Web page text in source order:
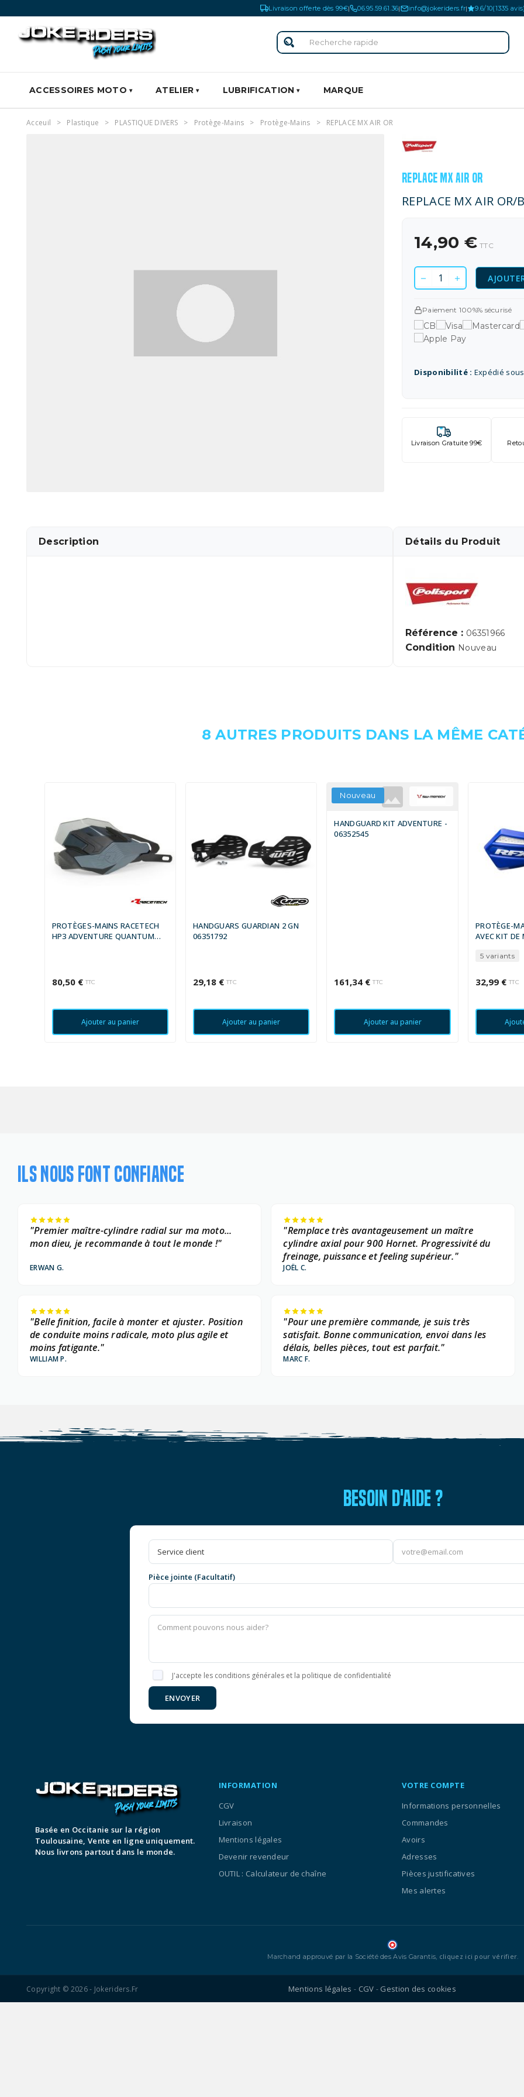
Livraison offerte dès 99€| 06.95.59.61.36| info@jokeriders.fr| 9.6/10(1335 avis)
ACCESSOIRES MOTO ATELIER LUBRIFICATION MARQUE
Acceuil Plastique PLASTIQUE DIVERS Protège-Mains Protège-Mains REPLACE MX AIR OR
REPLACE MX AIR OR
REPLACE MX AIR OR/
14,90 € TTC
Paiement 100%% sécurisé
Disponibilité : Expédié
Livraison Gratuite 99€
Description Détails du Produit
Référence : 06351966
Condition Nouveau
8 AUTRES PRODUITS DANS LA MÊME
PROTÈGES-MAINS RACETECH
HP3 ADVENTURE QUANTUM
80,50 € TTC
Ajouter au panier
HANDGUARS GUARDIAN 2 GN
06351792
29,18 € TTC
Ajouter au panier
Nouveau
HANDGUARD KIT ADVENTURE -
06352545
161,34 € TTC
Ajouter au panier
PROTÈGE-
AVEC KIT DE
5 variants
32,99 € TTC
ILS NOUS FONT CONFIANCE
"Premier maître-cylindre radial sur ma moto...
mon dieu, je recommande à tout le monde !"
ERWAN G.
"Remplace très avantageusement un maître
cylindre axial pour 900 Hornet. Progressivité du
freinage, puissance et feeling supérieur."
JOËL C.
"Belle finition, facile à monter et ajuster. Position
de conduite moins radicale, moto plus agile et
moins fatigante."
WILLIAM P.
"Pour une première commande, je suis très
satisfait. Bonne communication, envoi dans les
délais, belles pièces, tout est parfait."
MARC F.
BESOIN D'AIDE ?
Pièce jointe (Facultatif)
J'accepte les conditions générales et la politique de confidentialité
ENVOYER
Basée en Occitanie sur la région
Toulousaine, Vente en ligne uniquement.
Nous livrons partout dans le monde.
INFORMATION
CGV
Livraison
Mentions légales
Devenir revendeur
OUTIL : Calculateur de chaîne
VOTRE COMPTE
Informations personnelles
Commandes
Avoirs
Adresses
Pièces justificatives
Mes alertes
Marchand approuvé par la Société des Avis Garantis, cliquez ici pour vérifier.
Copyright © 2026 - Jokeriders.fr Mentions légales - CGV - Gestion des cookies